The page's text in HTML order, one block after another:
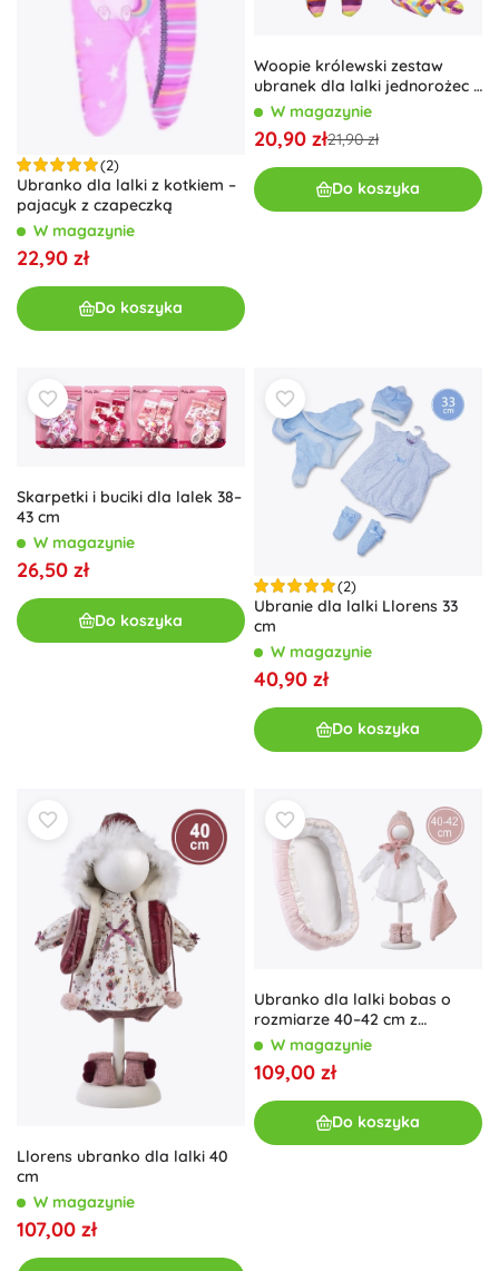
(2)
Ubranko dla lalki z kotkiem –
pajacyk z czapeczką
W magazynie
22,90 zł
Do koszyka
Woopie królewski zestaw
ubranek dla lalki jednorożec –
body i czapeczka 43–46 cm
W magazynie
20,90 zł21,90 zł
Do koszyka
Skarpetki i buciki dla lalek 38–
43 cm
W magazynie
26,50 zł
Do koszyka
(2)
Ubranie dla lalki Llorens 33
cm
W magazynie
40,90 zł
Do koszyka
Llorens ubranko dla lalki 40
cm
W magazynie
107,00 zł
Ubranko dla lalki bobas o
rozmiarze 40–42 cm z
akcesoriami
W magazynie
109,00 zł
Do koszyka